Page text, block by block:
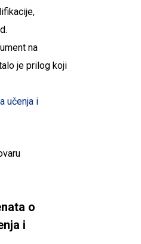
na
je prilog koji
učenja i
o
i